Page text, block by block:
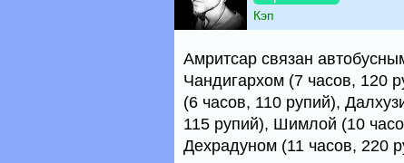
Кэп
Амритсар связан
Чандигархом (7 часов, 120
(6 часов, 110 рупий),
115 рупий), Шимлой (10
Дехрадуном (11 часов, 220